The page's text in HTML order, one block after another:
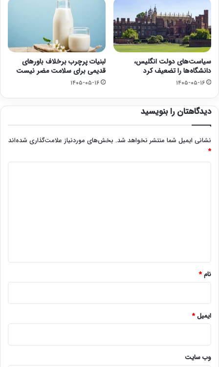
سیاست‌های دولت انگلیس،
دانشگاه‌ها را تضعیف کرد
۱۴۰۵-۰۵-۱۶
لبنیات پرچرب برخلاف باورهای
قدیمی برای سلامت مضر نیست
۱۴۰۵-۰۵-۱۶
دیدگاهتان را بنویسید
نشانی ایمیل شما منتشر نخواهد شد. بخش‌های موردنیاز علامت‌گذاری شده‌اند
*
نام*
ایمیل*
وب‌ سایت